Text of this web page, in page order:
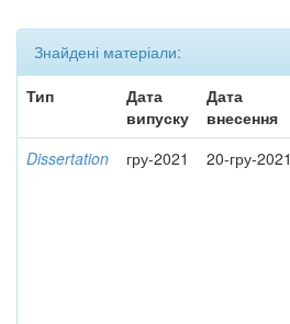
Знайдені матеріали:
Тип
Дата
випуску
Дата
внесення
Dissertation гру-2021 20-гру-2021